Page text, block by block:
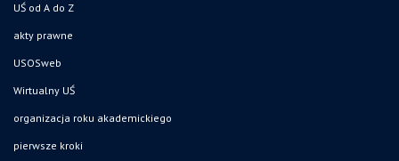
UŚ od A do Z
akty prawne
USOSweb
Wirtualny UŚ
organizacja roku akademickiego
pierwsze kroki